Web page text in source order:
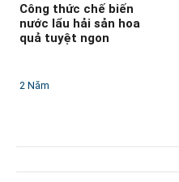
Công thức chế biến
nước lẩu hải sản hoa
quả tuyệt ngon
2 Năm